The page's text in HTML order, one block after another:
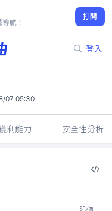
航！
打開
登入
07 05:30
利能力 安全性分析